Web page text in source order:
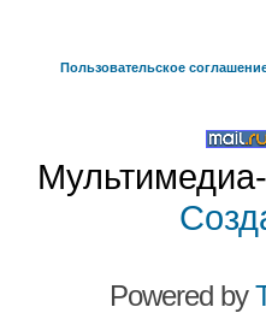
Пользовательское
Powered by